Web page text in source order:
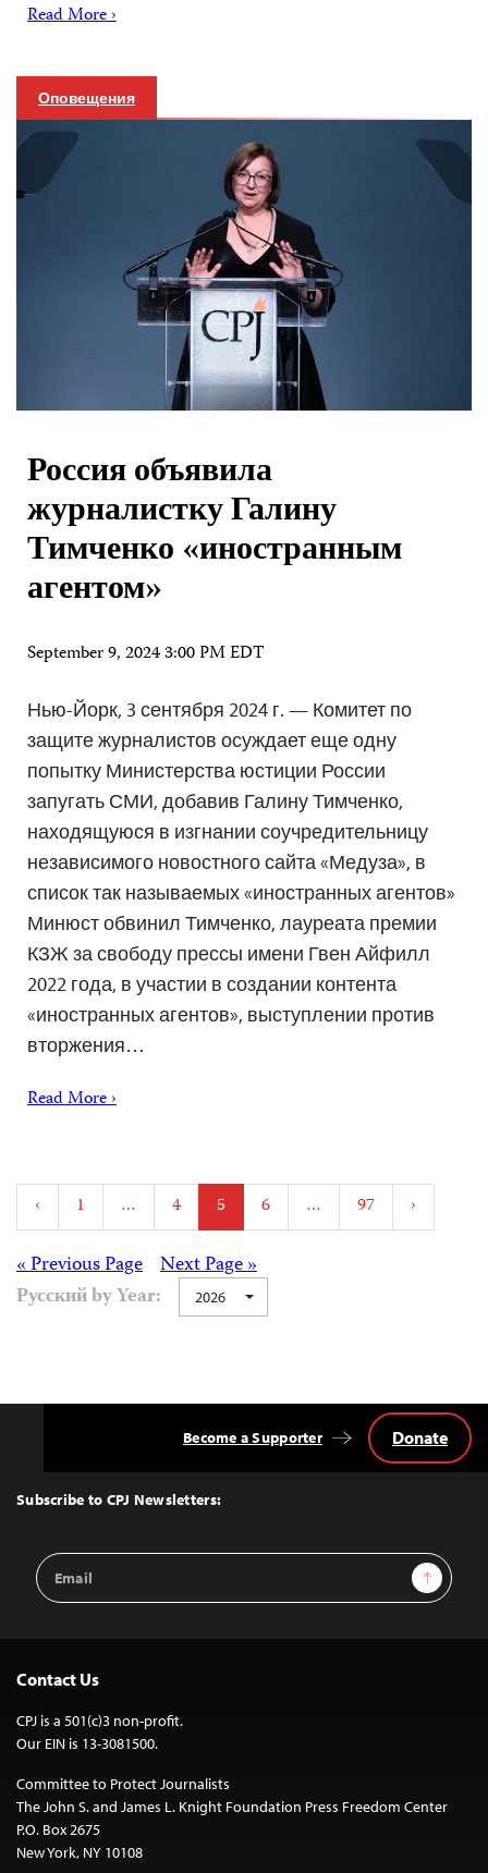
Read More ›
Оповещения
Россия объявила
журналистку Галину
Тимченко «иностранным
агентом»
September 9, 2024 3:00 PM EDT
Нью-Йорк, 3 сентября 2024 г. — Комитет по
защите журналистов осуждает еще одну
попытку Министерства юстиции России
запугать СМИ, добавив Галину Тимченко,
находящуюся в изгнании соучредительницу
независимого новостного сайта «Медуза», в
список так называемых «иностранных агентов»
Минюст обвинил Тимченко, лауреата премии
КЗЖ за свободу прессы имени Гвен Айфилл
2022 года, в участии в создании контента
«иностранных агентов», выступлении против
вторжения…
Read More ›
Posts
pagination
‹ 1 … 4 5 6 … 97 ›
Posts
navigation
Next Page »
« Previous Page
Русский by Year:
2026
Top
Subscribe to CPJ Newsletters:
Email
Address
Sign Up
Become a Supporter Donate
Contact Us
CPJ is a 501(c)3 non-profit.
Our EIN is 13-3081500.
Committee to Protect Journalists
The John S. and James L. Knight Foundation Press Freedom Center
P.O. Box 2675
New York, NY 10108